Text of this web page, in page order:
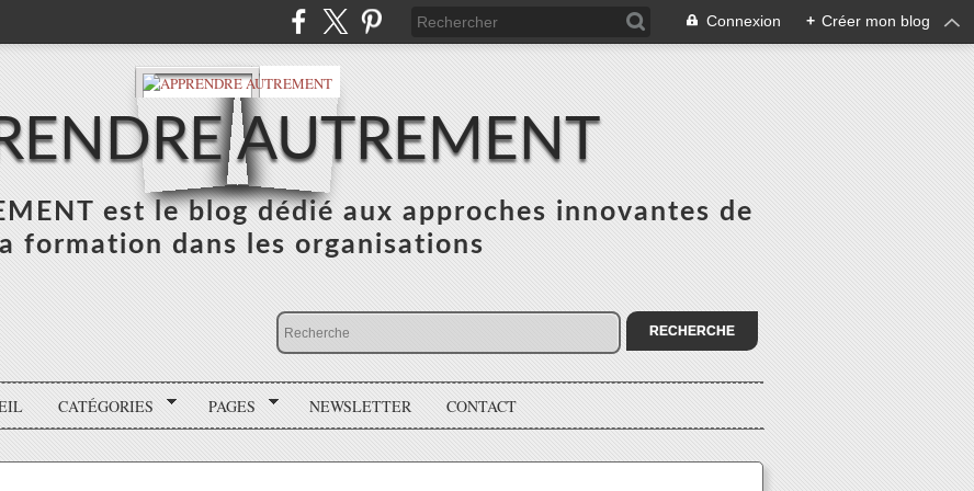
Connexion + Créer mon blog
AUTREMENT
est le blog dédié aux approches innovantes de
la formation dans les organisations
CATÉGORIES PAGES NEWSLETTER CONTACT